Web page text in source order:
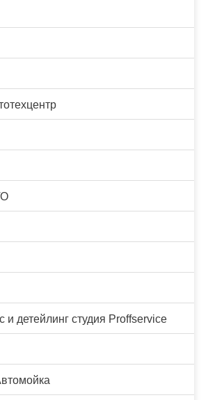
и детейлинг студия Proffservice